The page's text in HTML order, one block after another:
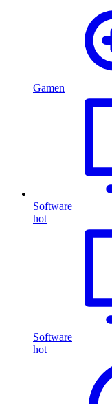
Gamen
Software
hot
Software
hot